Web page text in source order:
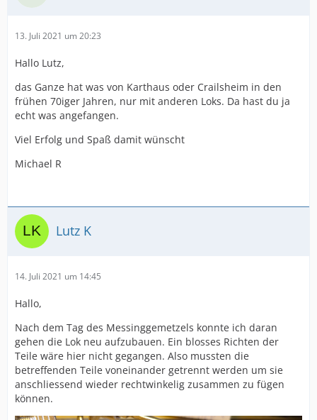
13. Juli 2021 um 20:23
Hallo Lutz,
das Ganze hat was von Karthaus oder Crailsheim in den
frühen 70iger Jahren, nur mit anderen Loks. Da hast du ja
echt was angefangen.
Viel Erfolg und Spaß damit wünscht
Michael R
Lutz K
14. Juli 2021 um 14:45
Hallo,
Nach dem Tag des Messinggemetzels konnte ich daran
gehen die Lok neu aufzubauen. Ein blosses Richten der
Teile wäre hier nicht gegangen. Also mussten die
betreffenden Teile voneinander getrennt werden um sie
anschliessend wieder rechtwinkelig zusammen zu fügen
können.